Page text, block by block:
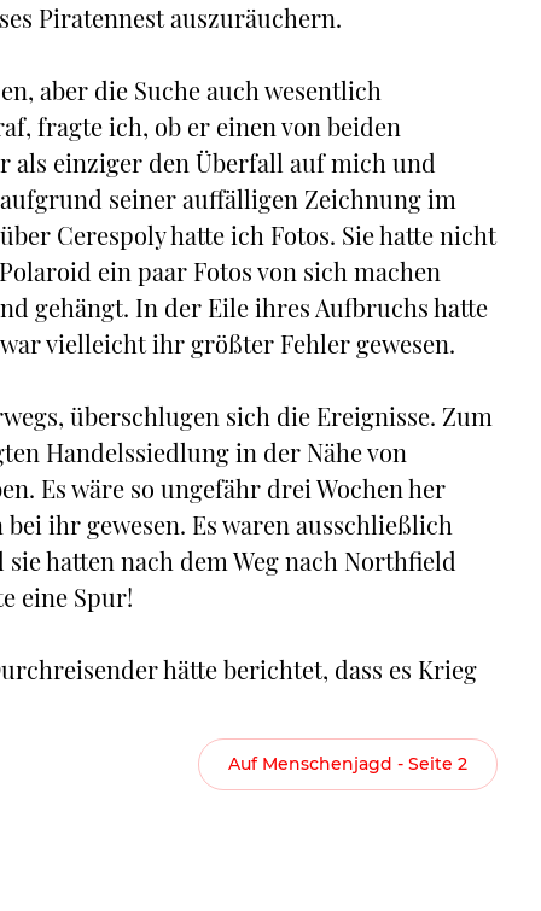
Piratennest auszuräuchern.
aber die Suche auch wesentlich
fragte ich, ob er einen von beiden
als einziger den Überfall auf mich und
seiner auffälligen Zeichnung im
Cerespoly hatte ich Fotos. Sie hatte nicht
ein paar Fotos von sich machen
gehängt. In der Eile ihres Aufbruchs hatte
vielleicht ihr größter Fehler gewesen.
überschlugen sich die Ereignisse. Zum
Handelssiedlung in der Nähe von
Es wäre so ungefähr drei Wochen her
ihr gewesen. Es waren ausschließlich
hatten nach dem Weg nach Northfield
eine Spur!
hätte berichtet, dass es Krieg
Auf Menschenjagd - Seite 2